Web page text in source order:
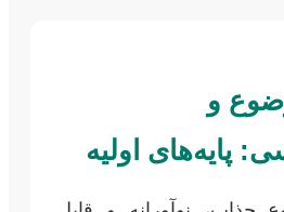
و
پایه‌های اولیه